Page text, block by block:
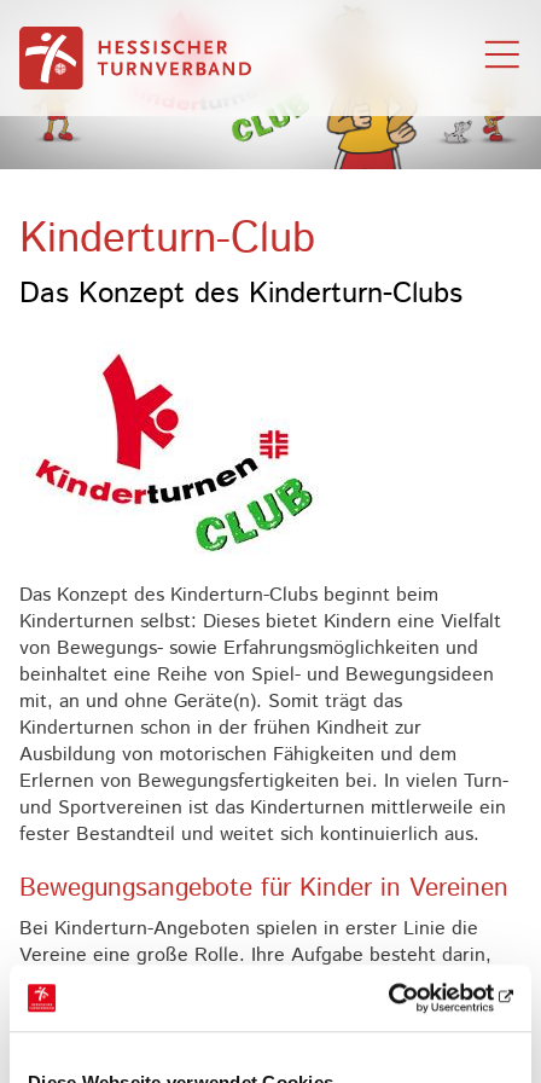
Kinderturn-Club
Das Konzept des Kinderturn-Clubs
Das Konzept des Kinderturn-Clubs beginnt beim
Kinderturnen selbst: Dieses bietet Kindern eine Vielfalt
von Bewegungs- sowie Erfahrungsmöglichkeiten und
beinhaltet eine Reihe von Spiel- und Bewegungsideen
mit, an und ohne Geräte(n). Somit trägt das
Kinderturnen schon in der frühen Kindheit zur
Ausbildung von motorischen Fähigkeiten und dem
Erlernen von Bewegungsfertigkeiten bei. In vielen Turn-
und Sportvereinen ist das Kinderturnen mittlerweile ein
fester Bestandteil und weitet sich kontinuierlich aus.
Bewegungsangebote für Kinder in Vereinen
Bei Kinderturn-Angeboten spielen in erster Linie die
Vereine eine große Rolle. Ihre Aufgabe besteht darin,
Bewegungsangebote für Kinder zu initiieren, anzubieten,
stetig weiterzuentwickeln und für zukünftige Jahre zu
sichern. Gleichzeitig müssen sie bestehende